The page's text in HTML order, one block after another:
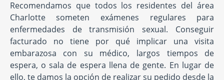
Recomendamos que todos los residentes del área
Charlotte someten exámenes regulares para
enfermedades de transmisión sexual. Conseguir
facturado no tiene por qué implicar una visita
embarazosa con su médico, largos tiempos de
espera, o sala de espera llena de gente. En lugar de
ello, te damos la opción de realizar su pedido desde la